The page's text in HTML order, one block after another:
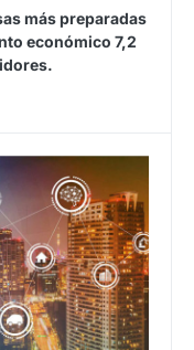
más preparadas
económico 7,2